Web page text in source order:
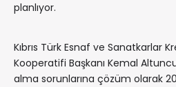
planlıyor.
Kıbrıs Türk Esnaf ve Sanatkarlar
Kooperatifi Başkanı Kemal
alma sorunlarına çözüm olarak